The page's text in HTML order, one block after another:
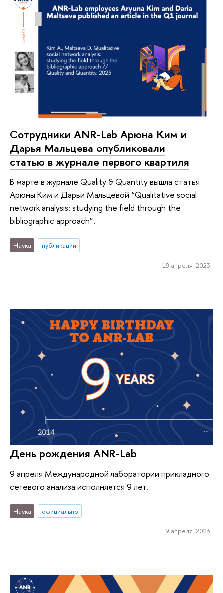
Сотрудники ANR-Lab Арюна Ким и
Дарья Мальцева опубликовали
статью в журнале первого квартиля
В марте в журнале Quality & Quantity вышла статья
Арюны Ким и Дарьи Мальцевой “Qualitative social
network analysis: studying the field through the
bibliographic approach”.
Наука публикации
18 апреля 2023
День рождения ANR-Lab
9 апреля Международной лаборатории прикладного
сетевого анализа исполняется 9 лет.
Наука официально
9 апреля 2023